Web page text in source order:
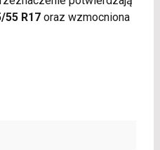
55 R17oraz wzmocniona